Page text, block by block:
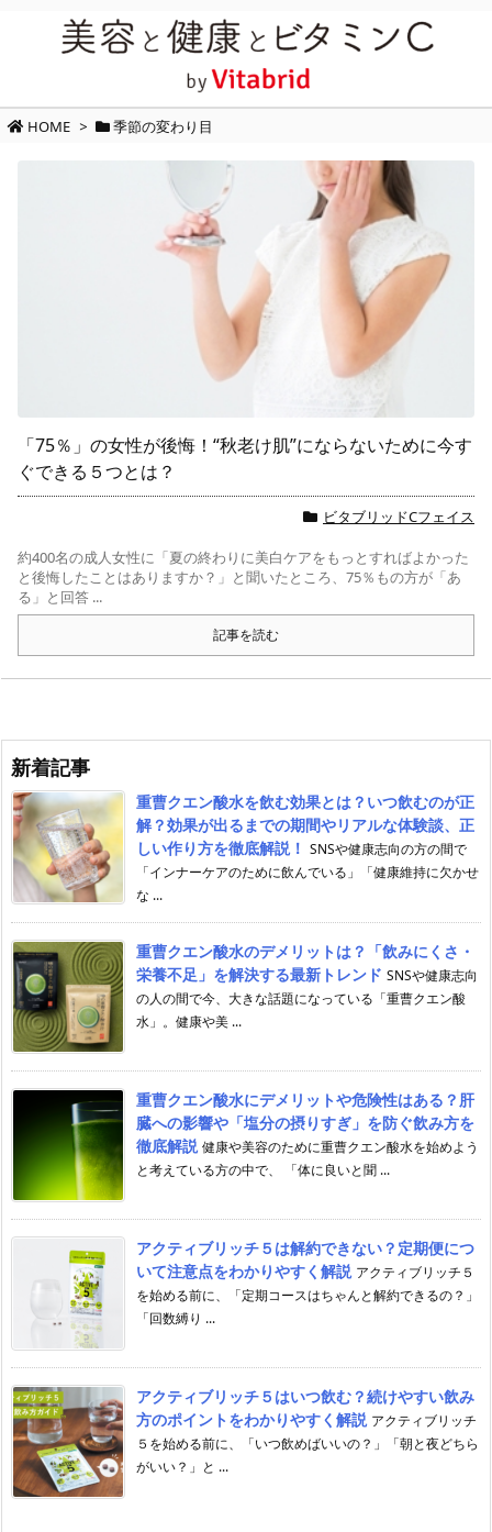
HOME > 季節の変わり目
「75％」の女性が後悔！“秋老け肌”にならないために今す
ぐできる５つとは？
ビタブリッドCフェイス
約400名の成人女性に「夏の終わりに美白ケアをもっとすればよかった
と後悔したことはありますか？」と聞いたところ、75％もの方が「あ
る」と回答 ...
記事を読む
新着記事
重曹クエン酸水を飲む効果とは？いつ飲むのが正
解？効果が出るまでの期間やリアルな体験談、正
しい作り方を徹底解説！ SNSや健康志向の方の間で
「インナーケアのために飲んでいる」「健康維持に欠かせ
な ...
重曹クエン酸水のデメリットは？「飲みにくさ・
栄養不足」を解決する最新トレンド SNSや健康志向
の人の間で今、大きな話題になっている「重曹クエン酸
水」。健康や美 ...
重曹クエン酸水にデメリットや危険性はある？肝
臓への影響や「塩分の摂りすぎ」を防ぐ飲み方を
徹底解説 健康や美容のために重曹クエン酸水を始めよう
と考えている方の中で、 「体に良いと聞 ...
アクティブリッチ５は解約できない？定期便につ
いて注意点をわかりやすく解説 アクティブリッチ５
を始める前に、「定期コースはちゃんと解約できるの？」
「回数縛り ...
アクティブリッチ５はいつ飲む？続けやすい飲み
方のポイントをわかりやすく解説 アクティブリッチ
５を始める前に、「いつ飲めばいいの？」「朝と夜どちら
がいい？」と ...